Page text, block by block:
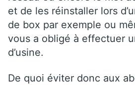
et de les réinstaller lors
de box par exemple ou
vous a obligé à effectuer
d’usine.
De quoi éviter donc aux